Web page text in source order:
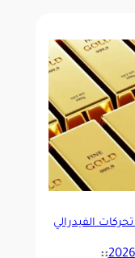
الفيدرالي
::